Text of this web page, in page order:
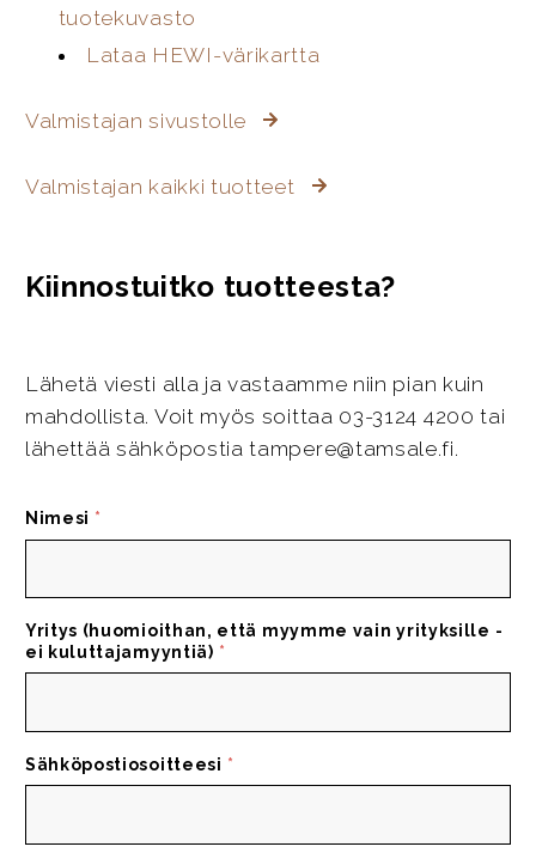
tuotekuvasto
Lataa HEWI-värikartta
Valmistajan sivustolle
Valmistajan kaikki tuotteet
Kiinnostuitko tuotteesta?
Lähetä viesti alla ja vastaamme niin pian kuin
mahdollista. Voit myös soittaa 03-3124 4200 tai
lähettää sähköpostia tampere@tamsale.fi.
Nimesi *
Yritys (huomioithan, että myymme vain yrityksille -
ei kuluttajamyyntiä) *
Sähköpostiosoitteesi *